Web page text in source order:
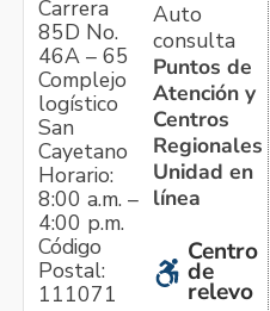
Carrera
85D No.
46A – 65
Complejo
logístico
San
Cayetano
Horario:
8:00 a.m. –
4:00 p.m.
Código
Postal:
111071
Auto
consulta
Puntos de
Atención y
Centros
Regionales
Unidad en
línea
Centro
de
relevo